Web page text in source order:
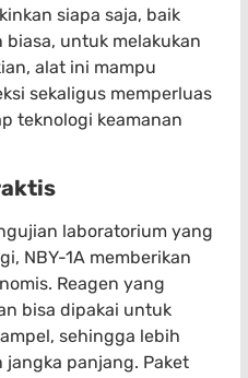
siapa saja, baik
untuk melakukan
alat ini mampu
sekaligus memperluas
teknologi keamanan
laboratorium yang
NBY-1A memberikan
Reagen yang
bisa dipakai untuk
sehingga lebih
panjang. Paket